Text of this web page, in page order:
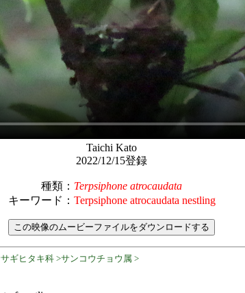
Taichi Kato
2022/12/15登録
種類： Terpsiphone atrocaudata
キーワード： Terpsiphone atrocaudata nestling
ギヒタキ科 >サンコウチョウ属 >